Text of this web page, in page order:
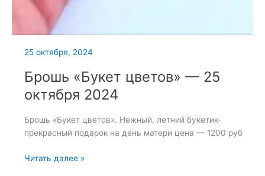
25 октября, 2024
Брошь «Букет цветов» — 25
октября 2024
Брошь «Букет цветов». Нежный, летний букетик-
прекрасный подарок на день матери цена — 1200 руб
Брошь
Читать далее »